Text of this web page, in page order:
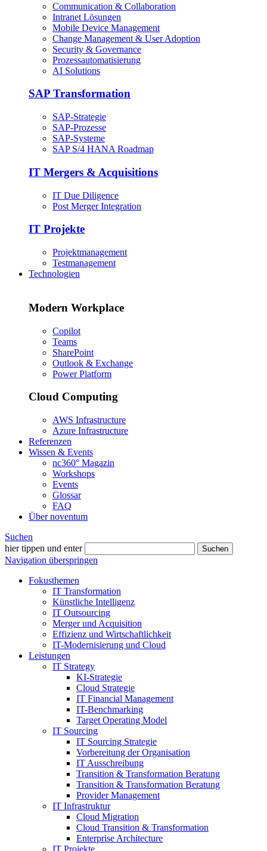
Communication & Collaboration
Intranet Lösungen
Mobile Device Management
Change Management & User Adoption
Security & Governance
Prozessautomatisierung
AI Solutions
SAP Transformation
SAP-Strategie
SAP-Prozesse
SAP-Systeme
SAP S/4 HANA Roadmap
IT Mergers & Acquisitions
IT Due Diligence
Post Merger Integration
IT Projekte
Projektmanagement
Testmanagement
Technologien
Modern Workplace
Copilot
Teams
SharePoint
Outlook & Exchange
Power Platform
Cloud Computing
AWS Infrastructure
Azure Infrastructure
Referenzen
Wissen & Events
nc360° Magazin
Workshops
Events
Glossar
FAQ
Über noventum
Suchen
hier tippen und enter
Suchen
Navigation überspringen
Fokusthemen
IT Transformation
Künstliche Intelligenz
IT Outsourcing
Merger und Acquisition
Effizienz und Wirtschaftlichkeit
IT-Modernisierung und Cloud
Leistungen
IT Strategy
KI-Strategie
Cloud Strategie
IT Financial Management
IT-Benchmarking
Target Operating Model
IT Sourcing
IT Sourcing Strategie
Vorbereitung der Organisation
IT Ausschreibung
Transition & Transformation Beratung
Transition & Transformation Beratung
Provider Management
IT Infrastruktur
Cloud Migration
Cloud Transition & Transformation
Enterprise Architecture
IT Projekte